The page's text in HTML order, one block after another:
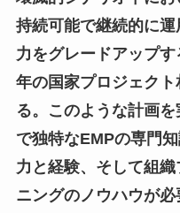
持続可能で継続的に
力をグレードアップ
年の国家プロジェク
る。このような計画
で独特なEMPの専門
力と経験、そして組
ニングのノウハウが